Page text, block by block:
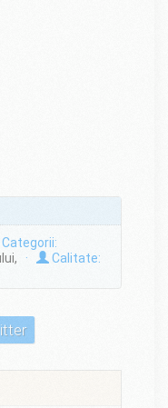
Categorii:
·
Calitate: